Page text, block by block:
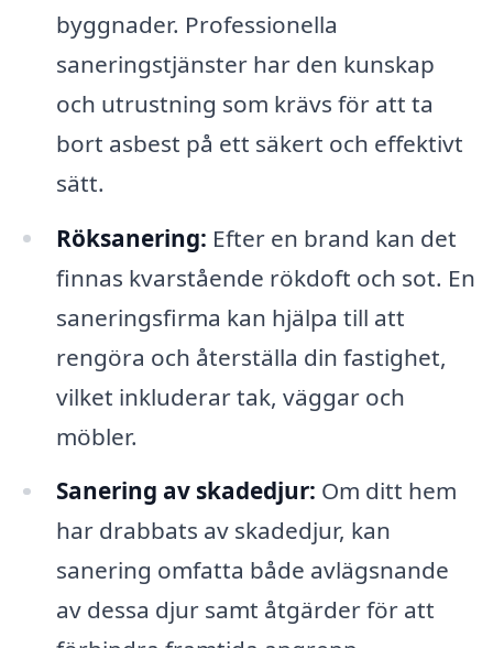
byggnader. Professionella
saneringstjänster har den kunskap
och utrustning som krävs för att ta
bort asbest på ett säkert och effektivt
sätt.
Röksanering: Efter en brand kan det
finnas kvarstående rökdoft och sot. En
saneringsfirma kan hjälpa till att
rengöra och återställa din fastighet,
vilket inkluderar tak, väggar och
möbler.
Sanering av skadedjur: Om ditt hem
har drabbats av skadedjur, kan
sanering omfatta både avlägsnande
av dessa djur samt åtgärder för att